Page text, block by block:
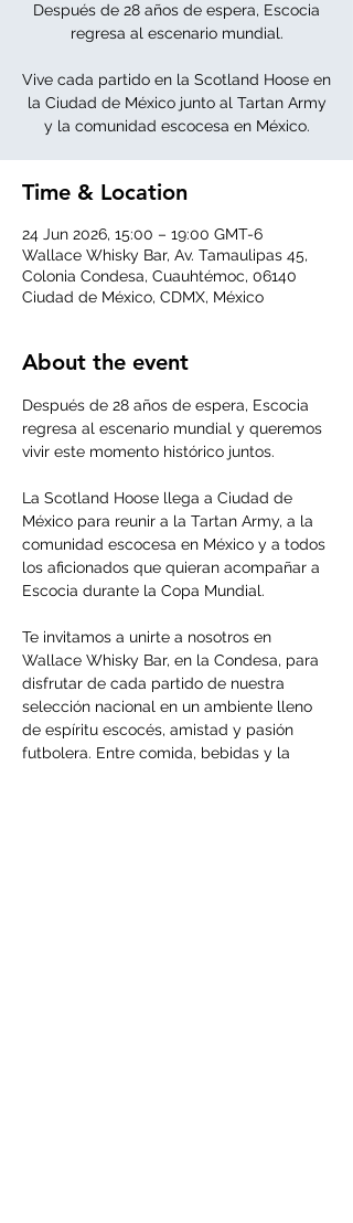
Después de 28 años de espera, Escocia
regresa al escenario mundial.
Vive cada partido en la Scotland Hoose en
la Ciudad de México junto al Tartan Army
y la comunidad escocesa en México.
Time & Location
24 Jun 2026, 15:00 – 19:00 GMT-6
Wallace Whisky Bar, Av. Tamaulipas 45,
Colonia Condesa, Cuauhtémoc, 06140
Ciudad de México, CDMX, México
About the event
Después de 28 años de espera, Escocia
regresa al escenario mundial y queremos
vivir este momento histórico juntos.
La Scotland Hoose llega a Ciudad de
México para reunir a la Tartan Army, a la
comunidad escocesa en México y a todos
los aficionados que quieran acompañar a
Escocia durante la Copa Mundial.
Te invitamos a unirte a nosotros en
Wallace Whisky Bar, en la Condesa, para
disfrutar de cada partido de nuestra
selección nacional en un ambiente lleno
de espíritu escocés, amistad y pasión
futbolera. Entre comida, bebidas y la